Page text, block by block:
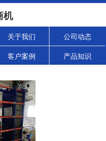
机
关于我们 公司动态
客户案例 产品知识